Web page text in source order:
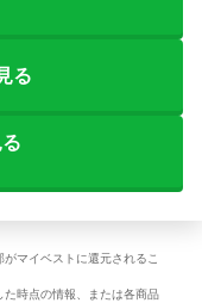
る
マイベストに還元されるこ
時点の情報、または各商品